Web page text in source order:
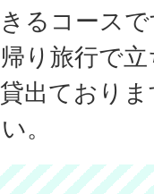
るコース
り旅行で
出ており
。